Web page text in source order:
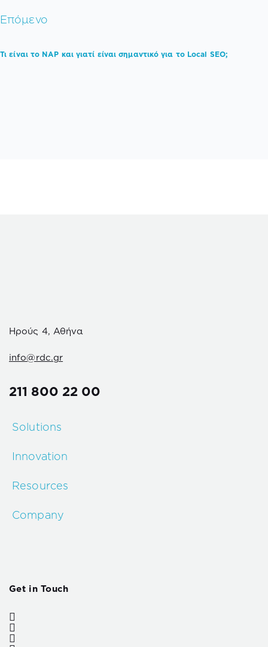
Επόμενο
Τι είναι το NAP και γιατί είναι σημαντικό για το Local SEO;
Ηρούς 4, Αθήνα
info@rdc.gr
211 800 22 00
Solutions
Innovation
Resources
Company
Get in Touch